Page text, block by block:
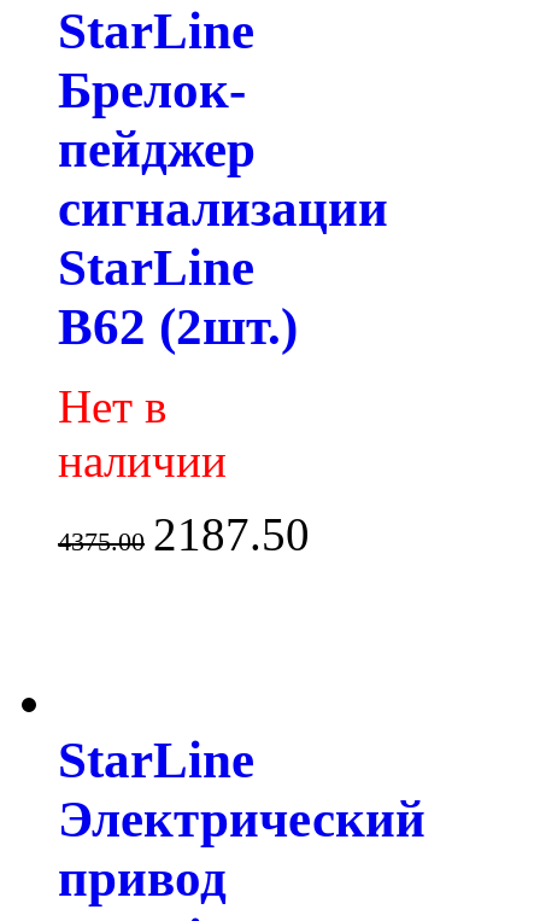
StarLine
Брелок-
пейджер
сигнализации
StarLine
B62 (2шт.)
Нет в
наличии
4375.00 2187.50
StarLine
Электрический
привод